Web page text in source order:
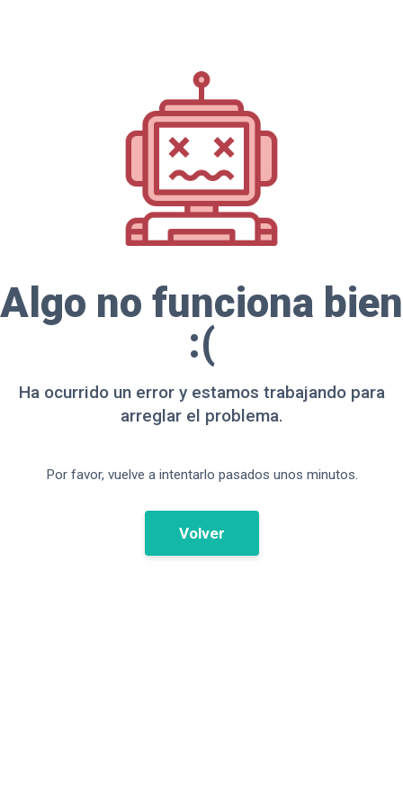
Algo no funciona bien
:(
Ha ocurrido un error y estamos trabajando para
arreglar el problema.
Por favor, vuelve a intentarlo pasados unos minutos.
Volver